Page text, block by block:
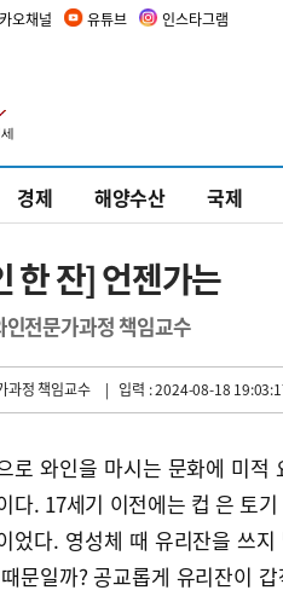
오채널 유튜브 인스타그램
경제 해양수산 국제
한 잔] 언젠가는
전문가과정 책임교수
과정 책임교수 | 입력 : 2024-08-18
로 와인을 마시는 문화에 미
다. 17세기 이전에는 컵 은 토
었다. 영성체 때 유리잔을 쓰
문일까? 공교롭게 유리잔이